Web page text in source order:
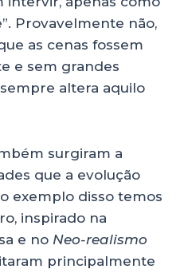
Provavelmente não,
as cenas fossem
e sem grandes
altera aquilo
surgiram a
que a evolução
exemplo disso temos
inspirado na
e no Neo-realismo
principalmente